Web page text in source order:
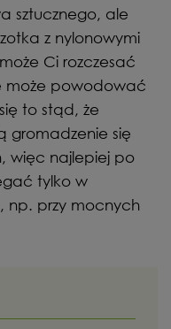
sztucznego, ale
z nylonowymi
Ci rozczesać
może powodować
to stąd, że
gromadzenie się
więc najlepiej po
tylko w
np. przy mocnych